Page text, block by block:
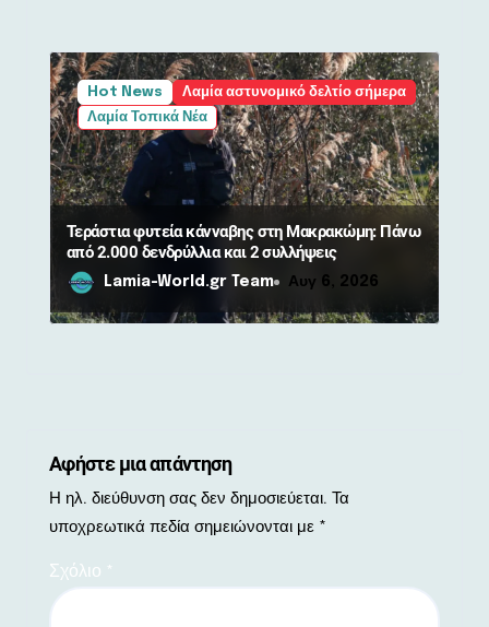
Hot News
Λαμία αστυνομικό δελτίο σήμερα
Λαμία Τοπικά Νέα
Τεράστια φυτεία κάνναβης στη Μακρακώμη: Πάνω
από 2.000 δενδρύλλια και 2 συλλήψεις
Lamia-World.gr Team Αυγ 6, 2026
Αφήστε μια απάντηση
Η ηλ. διεύθυνση σας δεν δημοσιεύεται. Τα
υποχρεωτικά πεδία σημειώνονται με *
Σχόλιο *